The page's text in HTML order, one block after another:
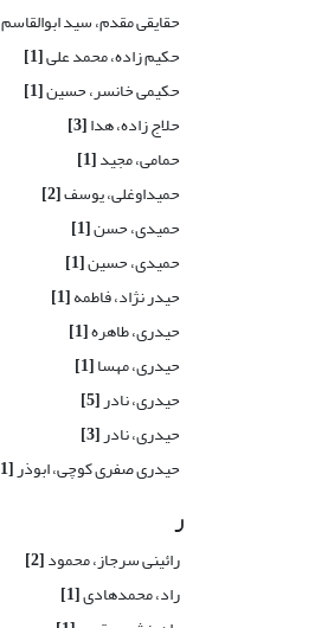
حقایقی مقدم، سید ابوالقاسم
حکیم زاده، محمد علی[1]
حکیمی خانسر، حسین[1]
حلاج زاده، هدا[3]
حمامی، مجید[1]
حمیداوغلی، یوسف[2]
حمیدی، حسن[1]
حمیدی، حسین[1]
حیدر ﻧﮋاد، ﻓﺎﻃﻤﻪ[1]
حیدری، طاهره[1]
حیدری، مهسا[1]
حیدری، نادر[5]
حیدری، نادر[3]
حیدری صفری کوچی، ابوذر[1]
ر
رائینی سرجاز، محمود[2]
راد، محمدهادی[1]